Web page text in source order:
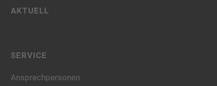
AKTUELL
SERVICE
Ansprechpersonen